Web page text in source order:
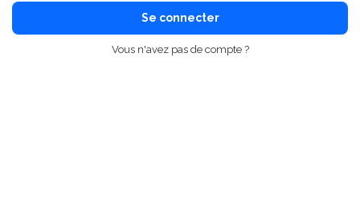
Se connecter
Vous n'avez pas de compte ?